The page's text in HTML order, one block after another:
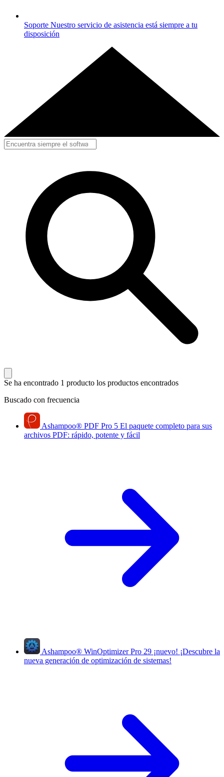
Soporte Nuestro servicio de asistencia está siempre a tu
disposición
Se ha encontrado 1 producto los productos encontrados
Buscado con frecuencia
Ashampoo® PDF Pro 5 El paquete completo para sus
archivos PDF: rápido, potente y fácil
Ashampoo® WinOptimizer Pro 29 ¡nuevo! ¡Descubre la
nueva generación de optimización de sistemas!